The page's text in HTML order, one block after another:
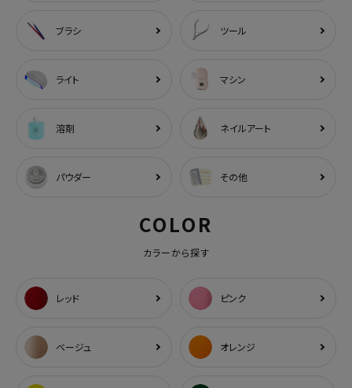
ブラシ ツール
ライト マシン
溶剤 ネイルアート
パウダー その他
COLOR
カラーから探す
レッド ピンク
ベージュ オレンジ